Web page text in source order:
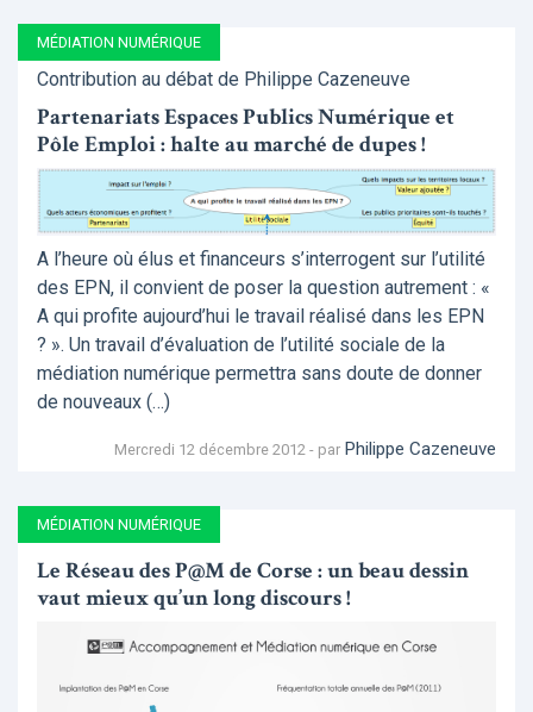
MÉDIATION NUMÉRIQUE
Contribution au débat de Philippe Cazeneuve
Partenariats Espaces Publics Numérique et
Pôle Emploi : halte au marché de dupes !
A l’heure où élus et financeurs s’interrogent sur l’utilité
des EPN, il convient de poser la question autrement : «
A qui profite aujourd’hui le travail réalisé dans les EPN
? ». Un travail d’évaluation de l’utilité sociale de la
médiation numérique permettra sans doute de donner
de nouveaux (…)
Mercredi 12 décembre 2012 - par Philippe Cazeneuve
MÉDIATION NUMÉRIQUE
Le Réseau des P@M de Corse : un beau dessin
vaut mieux qu’un long discours !